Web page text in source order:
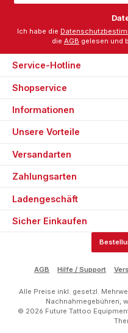
*
Ich habe die
die AGB gelesen und
Service-Hotline
Shopservice
Informationen
Unsere Vorteile
Versandarten
Zahlungsarten
Ladengeschäft
Sicher Einkaufen
AGB Hilfe / Support
Alle Preise inkl. gesetzl.
Nachnahmegebühren,
© 2026 Future Tattoo